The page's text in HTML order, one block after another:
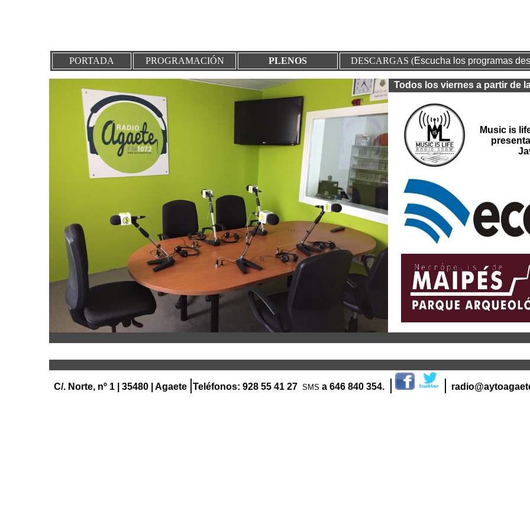
PORTADA PROGRAMACIÓN PLENOS DESCARGAS (Escucha los programas
Todos los viernes a partir de
Music is
C/. Norte, nº 1 | 35480 | Agaete |Teléfonos: 928 55 41 27 SMS a 646 840 354. | |